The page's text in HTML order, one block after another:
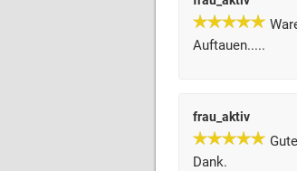
Auftauen.....
frau_aktiv
Dank.